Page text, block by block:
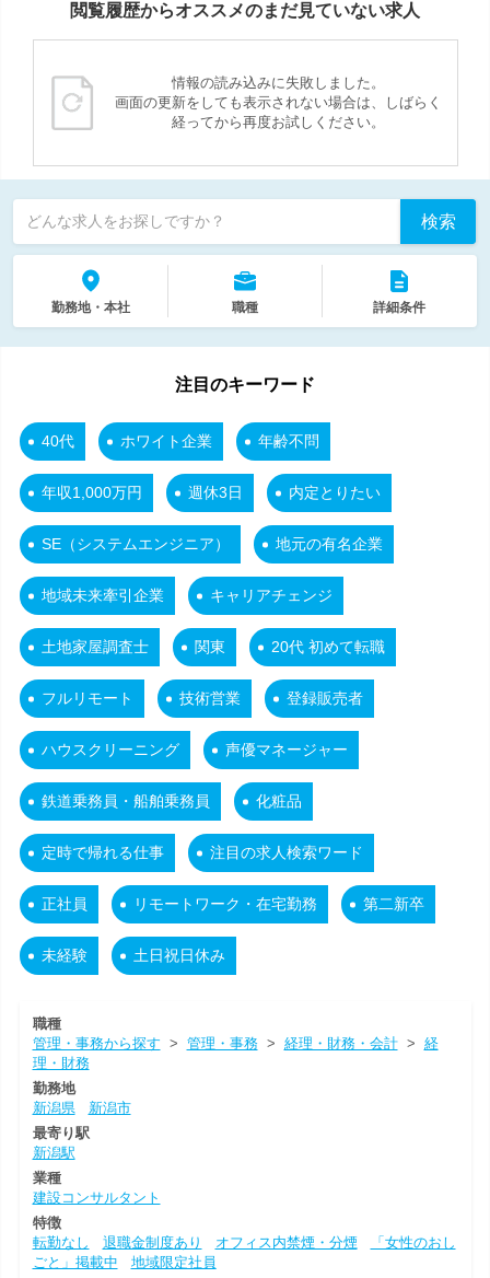
閲覧履歴からオススメのまだ見ていない求人
情報の読み込みに失敗しました。
画面の更新をしても表示されない場合は、しばらく
経ってから再度お試しください。
どんな求人をお探しですか？ 検索
勤務地・本社 職種 詳細条件
注目のキーワード
40代 ホワイト企業 年齢不問
年収1,000万円 週休3日 内定とりたい
SE（システムエンジニア） 地元の有名企業
地域未来牽引企業 キャリアチェンジ
土地家屋調査士 関東 20代 初めて転職
フルリモート 技術営業 登録販売者
ハウスクリーニング 声優マネージャー
鉄道乗務員・船舶乗務員 化粧品
定時で帰れる仕事 注目の求人検索ワード
正社員 リモートワーク・在宅勤務 第二新卒
未経験 土日祝日休み
職種
管理・事務から探す > 管理・事務> 経理・財務・会計> 経
理・財務
勤務地
新潟県
新潟市
最寄り駅
新潟駅
業種
建設コンサルタント
特徴
転勤なし
退職金制度あり オフィス内禁煙・分煙
「女性のおし
ごと」掲載中
地域限定社員